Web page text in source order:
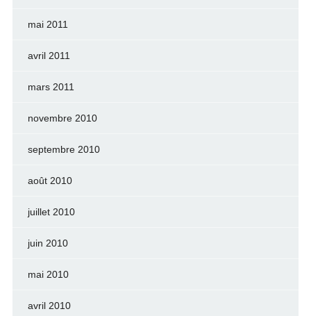
mai 2011
avril 2011
mars 2011
novembre 2010
septembre 2010
août 2010
juillet 2010
juin 2010
mai 2010
avril 2010